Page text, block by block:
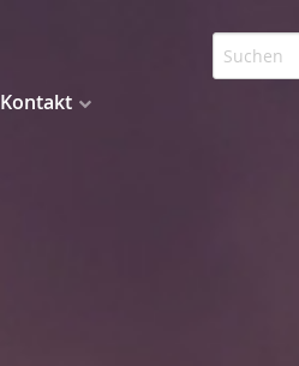
Kontakt